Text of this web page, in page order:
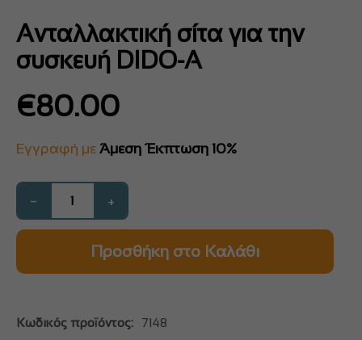
Ανταλλακτική σίτα για την
συσκευή DIDO-A
€80.00
Εγγραφή με Άμεση Έκπτωση 10%
− +
Προσθήκη στο Καλάθι
Κωδικός προϊόντος:
7148